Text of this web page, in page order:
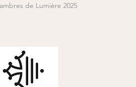
de Lumière 2025